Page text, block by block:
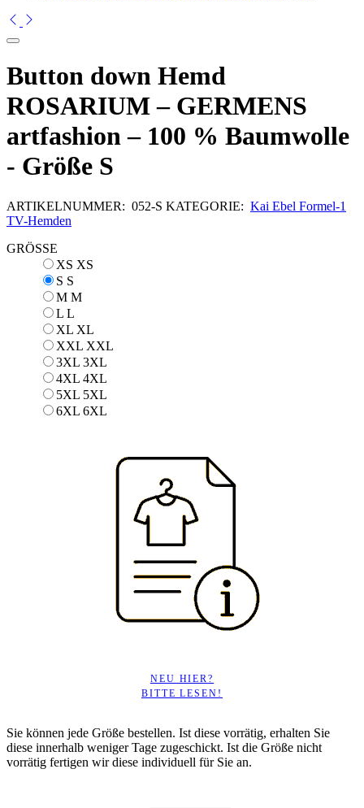
Button down Hemd
ROSARIUM – GERMENS
artfashion – 100 % Baumwolle
- Größe S
ARTIKELNUMMER: 052-S KATEGORIE: Kai Ebel Formel-1
TV-Hemden
GRÖSSE
XS XS
S S
M M
L L
XL XL
XXL XXL
3XL 3XL
4XL 4XL
5XL 5XL
6XL 6XL
NEU HIER?
BITTE LESEN!
Sie können jede Größe bestellen. Ist diese vorrätig, erhalten Sie
diese innerhalb weniger Tage zugeschickt. Ist die Größe nicht
vorrätig fertigen wir diese individuell für Sie an.